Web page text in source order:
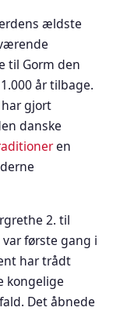
ældste
til Gorm den
år tilbage.
gjort
danske
en
2. til
første gang i
har trådt
kongelige
Det åbnede